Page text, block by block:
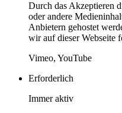
Durch das Akzeptieren
oder andere
Anbietern gehostet
wir auf dieser Webseite
Vimeo, YouTube
Erforderlich
Immer aktiv